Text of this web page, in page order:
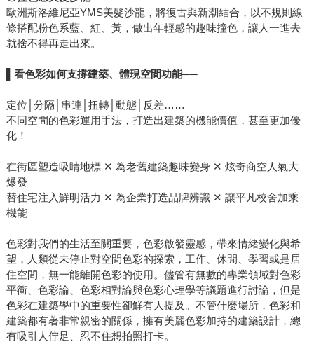
歐洲斯洛維尼亞YMS美髮沙龍，將復古與新潮結合，以不規則線
條搭配粉色系藍、紅、黃，做出年輕感的趣味撞色，讓人一進去
就捨不得再走出來。
▌看色彩如何支撐建築、體現空間功能──
定位│分隔│串連│扭轉│動態│反差……
不同空間的色彩運用手法，打造出建築的機能價值，甚至更加優
化！
在街區塑造吸睛地標 ✕ 為老舊建築趣味變身 ✕ 炫奇商空人氣大
爆發
替住宅注入鮮明活力 ✕ 為企業打造品牌辨識 ✕ 讓平凡校舍加乘
機能
色彩對我們的生活至關重要，色彩啟發靈感，帶來情緒變化與希
望，人類從未停止對空間色彩的探索，工作、休閒、學習或是居
住空間，無一能離開色彩的使用。儘管有無數的專業領域對色彩
平衝、色彩論、色彩相對論與色彩心理學等議題進行討論，但是
色彩在建築學中的重要性卻鮮有人提及。不管什麼場所，色彩和
建築都有著非常親密的關係，擁有美麗色彩加持的建築設計，總
有吸引人佇足、忍不住想拍照打卡。